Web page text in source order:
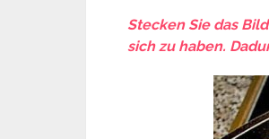
Stecken Sie das
sich zu haben.